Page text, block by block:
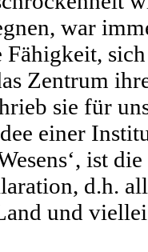
war
Zentrum
sie für
einer
ist
d.h.
und